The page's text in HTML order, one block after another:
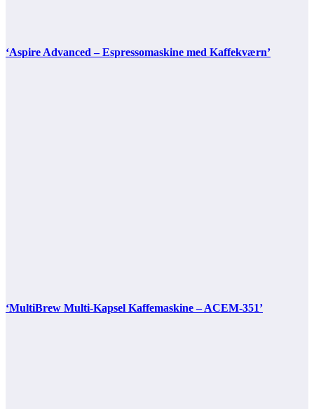
‘Aspire Advanced – Espressomaskine med Kaffekværn’
‘MultiBrew Multi-Kapsel Kaffemaskine – ACEM-351’